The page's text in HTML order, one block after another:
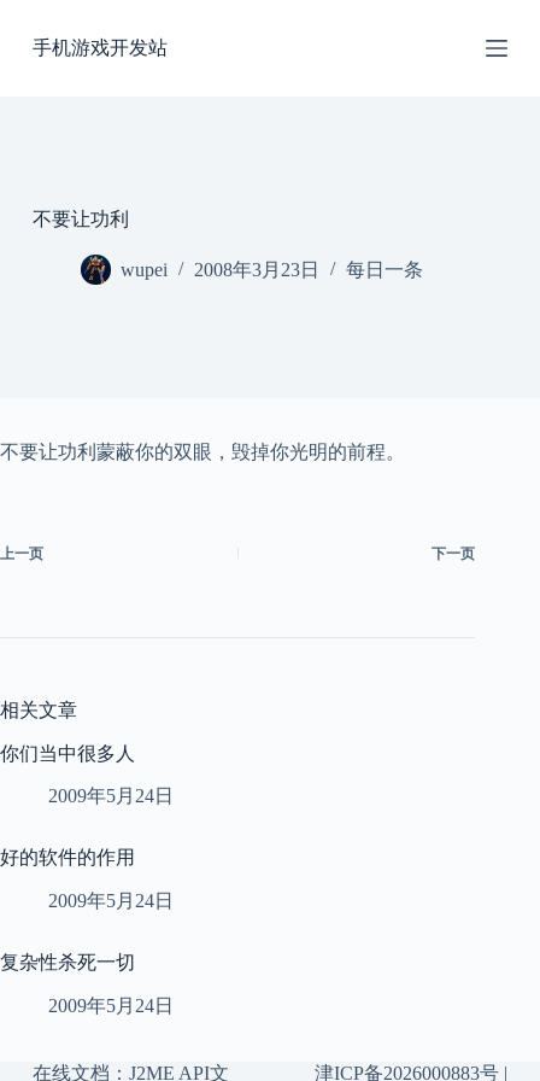
过
手机游戏开发站
不要让功利
wupei 2008年3月23日 每日一条
不要让功利蒙蔽你的双眼，毁掉你光明的前程。
上一页 下一页
相关文章
你们当中很多人
2009年5月24日
好的软件的作用
2009年5月24日
复杂性杀死一切
2009年5月24日
在线文档： J2ME API文 津ICP备2026000883号 |